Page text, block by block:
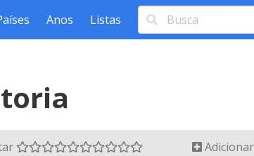
Anos Listas